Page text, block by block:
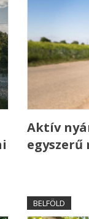
Aktív
BELFÖLD